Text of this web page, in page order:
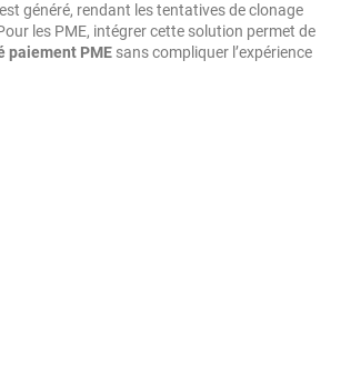
généré, rendant les tentatives de clonage
les PME, intégrer cette solution permet de
paiement PME sans compliquer l’expérience